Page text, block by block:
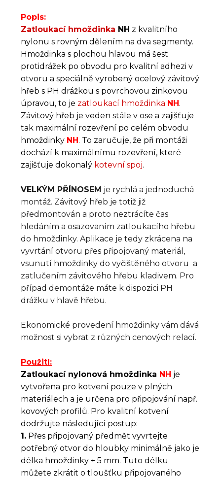
Popis:
Zatloukací hmoždinka NH z kvalitního
nylonu s rovným dělením na dva segmenty.
Hmoždinka s plochou hlavou má šest
protidrážek po obvodu pro kvalitní adhezi v
otvoru a speciálně vyrobený ocelový závitový
hřeb s PH drážkou s povrchovou zinkovou
úpravou, to je zatloukací hmoždinka NH.
Závitový hřeb je veden stále v ose a zajišťuje
tak maximální rozevření po celém obvodu
hmoždinky NH. To zaručuje, že při montáži
dochází k maximálnímu rozevření, které
zajišťuje dokonalý kotevní spoj.
VELKÝM PŘÍNOSEM je rychlá a jednoduchá
montáž. Závitový hřeb je totiž již
předmontován a proto neztrácíte čas
hledáním a osazovaním zatloukacího hřebu
do hmoždinky. Aplikace je tedy zkrácena na
vyvrtání otvoru přes připojovaný materiál,
vsunutí hmoždinky do vyčištěného otvoru a
zatlučením závitového hřebu kladivem. Pro
případ demontáže máte k dispozici PH
drážku v hlavě hřebu.
Ekonomické provedení hmoždinky vám dává
možnost si vybrat z různých cenových relací.
Použití:
Zatloukací nylonová hmoždinka NH je
vytvořena pro kotvení pouze v plných
materiálech a je určena pro připojování např.
kovových profilů. Pro kvalitní kotvení
dodržujte následující postup:
1. Přes připojovaný předmět vyvrtejte
potřebný otvor do hloubky minimálně jako je
délka hmoždinky + 5 mm. Tuto délku
můžete zkrátit o tloušťku připojovaného